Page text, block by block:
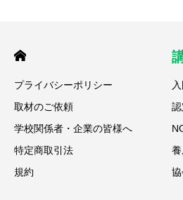
プライバシーポリシー
取材のご依頼
学校関係者・企業の皆様へ
特定商取引法
規約